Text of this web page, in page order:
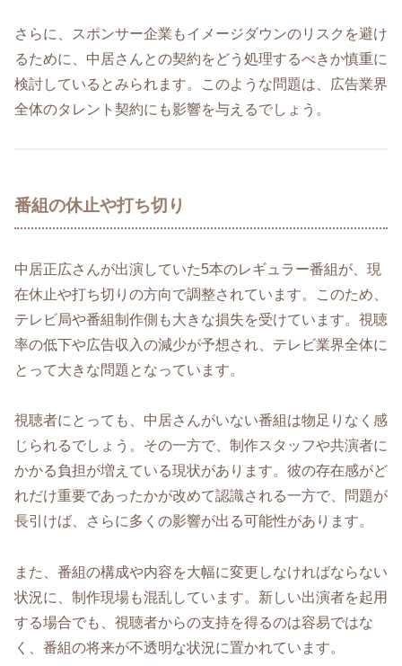
さらに、スポンサー企業もイメージダウンのリスクを避け
るために、中居さんとの契約をどう処理するべきか慎重に
検討しているとみられます。このような問題は、広告業界
全体のタレント契約にも影響を与えるでしょう。
番組の休止や打ち切り
中居正広さんが出演していた5本のレギュラー番組が、現
在休止や打ち切りの方向で調整されています。このため、
テレビ局や番組制作側も大きな損失を受けています。視聴
率の低下や広告収入の減少が予想され、テレビ業界全体に
とって大きな問題となっています。
視聴者にとっても、中居さんがいない番組は物足りなく感
じられるでしょう。その一方で、制作スタッフや共演者に
かかる負担が増えている現状があります。彼の存在感がど
れだけ重要であったかが改めて認識される一方で、問題が
長引けば、さらに多くの影響が出る可能性があります。
また、番組の構成や内容を大幅に変更しなければならない
状況に、制作現場も混乱しています。新しい出演者を起用
する場合でも、視聴者からの支持を得るのは容易ではな
く、番組の将来が不透明な状況に置かれています。